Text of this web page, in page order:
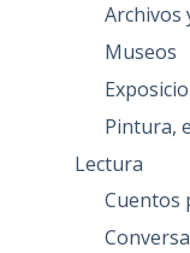
Archivos
Museos
Pintura,
Lectura
Cuentos